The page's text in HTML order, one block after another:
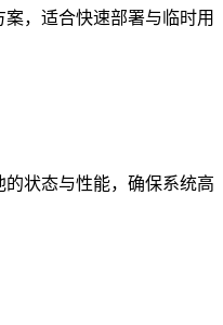
，适合快速部署与临时用
状态与性能，确保系统高